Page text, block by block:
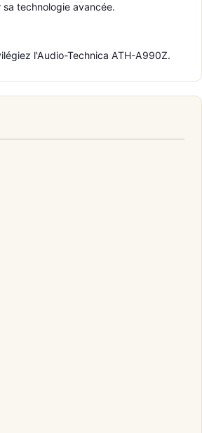
technologie avancée.
l'Audio-Technica ATH-A990Z.